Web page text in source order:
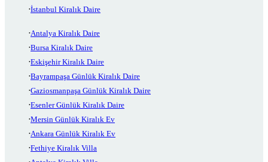
İstanbul Kiralık Daire
Antalya Kiralık Daire
Bursa Kiralık Daire
Eskişehir Kiralık Daire
Bayrampaşa Günlük Kiralık Daire
Gaziosmanpaşa Günlük Kiralık Daire
Esenler Günlük Kiralık Daire
Mersin Günlük Kiralık Ev
Ankara Günlük Kiralık Ev
Fethiye Kiralık Villa